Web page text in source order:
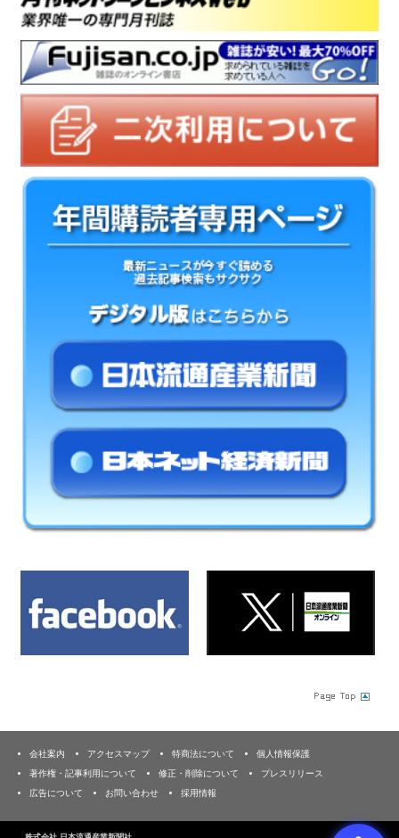
会社案内 アクセスマップ 特商法について
個人情報保護
著作権・記事利用について
修正・削除について
プレスリリース
広告について
お問い合わせ 採用情報